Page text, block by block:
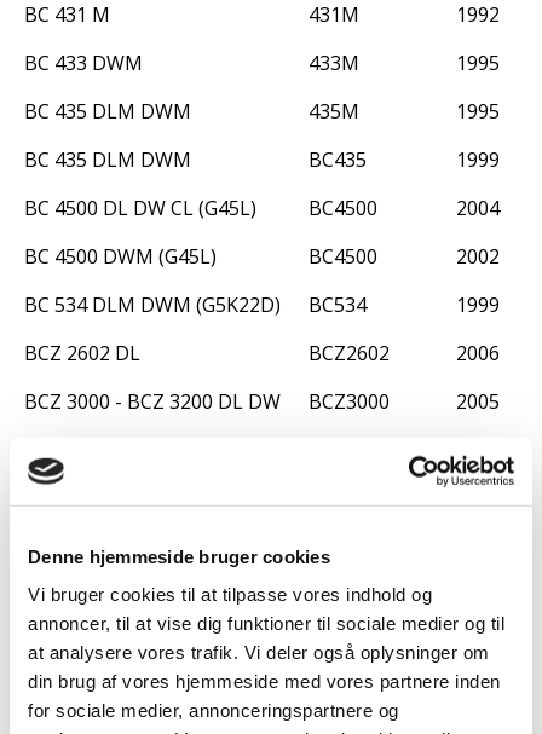
Denne hjemmeside bruger cookies
Vi bruger cookies til at tilpasse vores indhold og
annoncer, til at vise dig funktioner til sociale medier og til
at analysere vores trafik. Vi deler også oplysninger om
din brug af vores hjemmeside med vores partnere inden
for sociale medier, annonceringspartnere og
BC 431 M
BC 433 DWM
BC 435 DLM DWM
BC 435 DLM DWM
BC 4500 DL DW CL (G45L)
BC 4500 DWM (G45L)
BC 534 DLM DWM (G5K22D)
BCZ 2602 DL
BCZ 3000 - BCZ 3200 DL DW
BCZ 4500 - BCZ 5000 DL DW CL (Serienummer efter 510)
BCZ 5000 DL DW CL (Serienummer 401 - 510)
BT 190 DER
BT 255 DER
EXZ2600 DL - Hækkeklipper
431M
433M
435M
BC435
BC4500
BC4500
BC534
BCZ2602
BCZ3000
BCZ5000
BT190DER
BT255DER
LRT-EX1
1992
1995
1995
1999
2004
2002
1999
2006
2005
2006
1987
2006